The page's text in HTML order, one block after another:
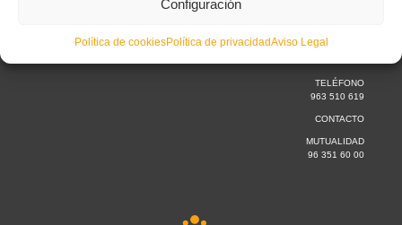
Configuración
Política de cookiesPolítica de privacidadAviso Legal
TELÉFONO
963 510 619
CONTACTO
MUTUALIDAD
96 351 60 00